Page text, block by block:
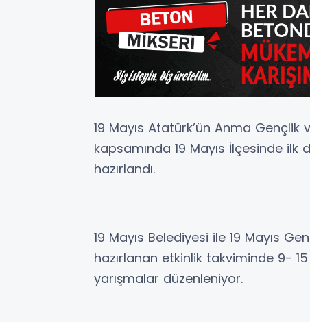
19 Mayıs Atatürk’ün Anma Gençlik
kapsamında 19 Mayıs İlçesinde
hazırlandı.
19 Mayıs Belediyesi ile 19 Mayıs
hazırlanan etkinlik takviminde 9-
yarışmalar düzenleniyor.